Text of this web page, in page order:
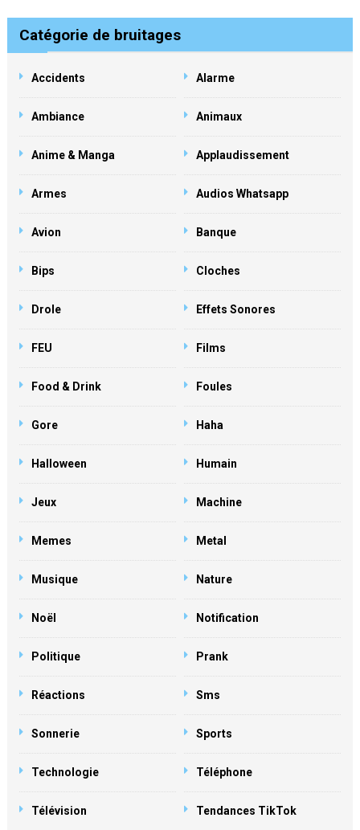
Catégorie de bruitages
Accidents Alarme
Ambiance Animaux
Anime & Manga Applaudissement
Armes Audios Whatsapp
Avion Banque
Bips Cloches
Drole Effets Sonores
FEU Films
Food & Drink Foules
Gore Haha
Halloween Humain
Jeux Machine
Memes Metal
Musique Nature
Noël Notification
Politique Prank
Réactions Sms
Sonnerie Sports
Technologie Téléphone
Télévision Tendances TikTok